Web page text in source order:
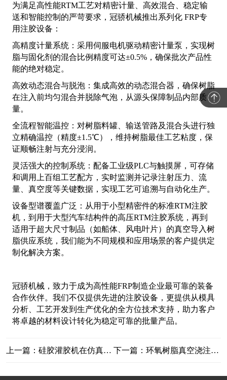
为满足高性能RTM工艺对精密计量、高效混合、稳定输
送和智能控制的严苛要求，冠骄机械推出系列化 FRP专
用注胶设备：
高精度计量系统：采用伺服电机驱动精密计量泵，实现树
脂与固化剂的混合比例精度可达±0.5%，确保批次产品性
能的绝对稳定。
高效动态混合与脱泡：集成高效的动态混合器，确保树脂
在注入前均匀混合并脱除气泡，从源头保障制品内部质
量。
全流程智能温控：对树脂料罐、输送管路及混合头进行独
立精确温控（精度±1.5℃），维持树脂最佳工艺粘度，保
证顺畅注射与充分浸润。
灵活强大的控制系统：配备工业级PLC与触摸屏，可存储
和调用上百组工艺配方，实时监测并记录注射压力、流
量、真空度等关键数据，实现工艺可追溯与自动化生产。
设备型谱覆盖广泛：从用于小型精密件的标准RTM注胶
机，到用于大型汽车结构件的高压RTM注胶系统，再到
适用于超大尺寸制品（如船体、风电叶片）的真空导入树
脂供应系统，我们能为不同规模和应用场景的客户提供定
制化解决方案。
冠骄机械，致力于成为高性能FRP制造企业最可靠的装备
合作伙伴。我们不仅提供先进的注胶设备，更提供从模具
分析、工艺开发到生产优化的全方位技术支持，助力客户
将卓越的材料设计转化为稳定可靠的批量产品。
上一篇：硅胶灌胶机在仿真人偶生产中的核心作用与重要性分析 下一篇：环氧树脂真空浇注工艺与设备解决方案